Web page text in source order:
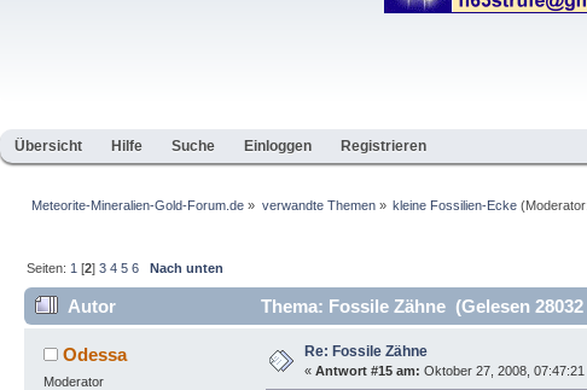
Übersicht Hilfe Suche Einloggen Registrieren
Meteorite-Mineralien-Gold-Forum.de » verwandte Themen» kleine Fossilien-Ecke(Moderator:
Seiten: 1 [2]3 4 5 6 Nach unten
Autor Thema: Fossile Zähne (Gelesen 28032
Odessa
Moderator
Re: Fossile Zähne
« Antwort #15 am: Oktober 27, 2008, 07:47:21